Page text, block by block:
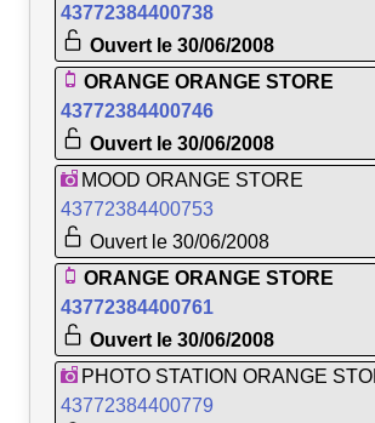
43772384400738
Ouvert le 30/06/2008
ORANGE ORANGE STORE
43772384400746
Ouvert le 30/06/2008
MOOD ORANGE STORE
43772384400753
Ouvert le 30/06/2008
ORANGE ORANGE STORE
43772384400761
Ouvert le 30/06/2008
PHOTO STATION ORANGE
43772384400779